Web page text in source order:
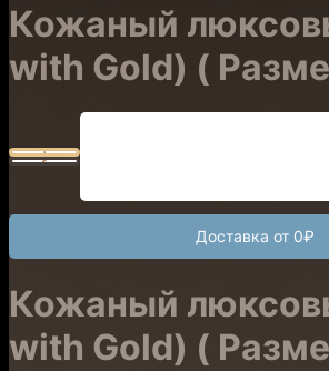
Кожаный
with Gold) (
Доставка от 0₽
Кожаный
with Gold) (